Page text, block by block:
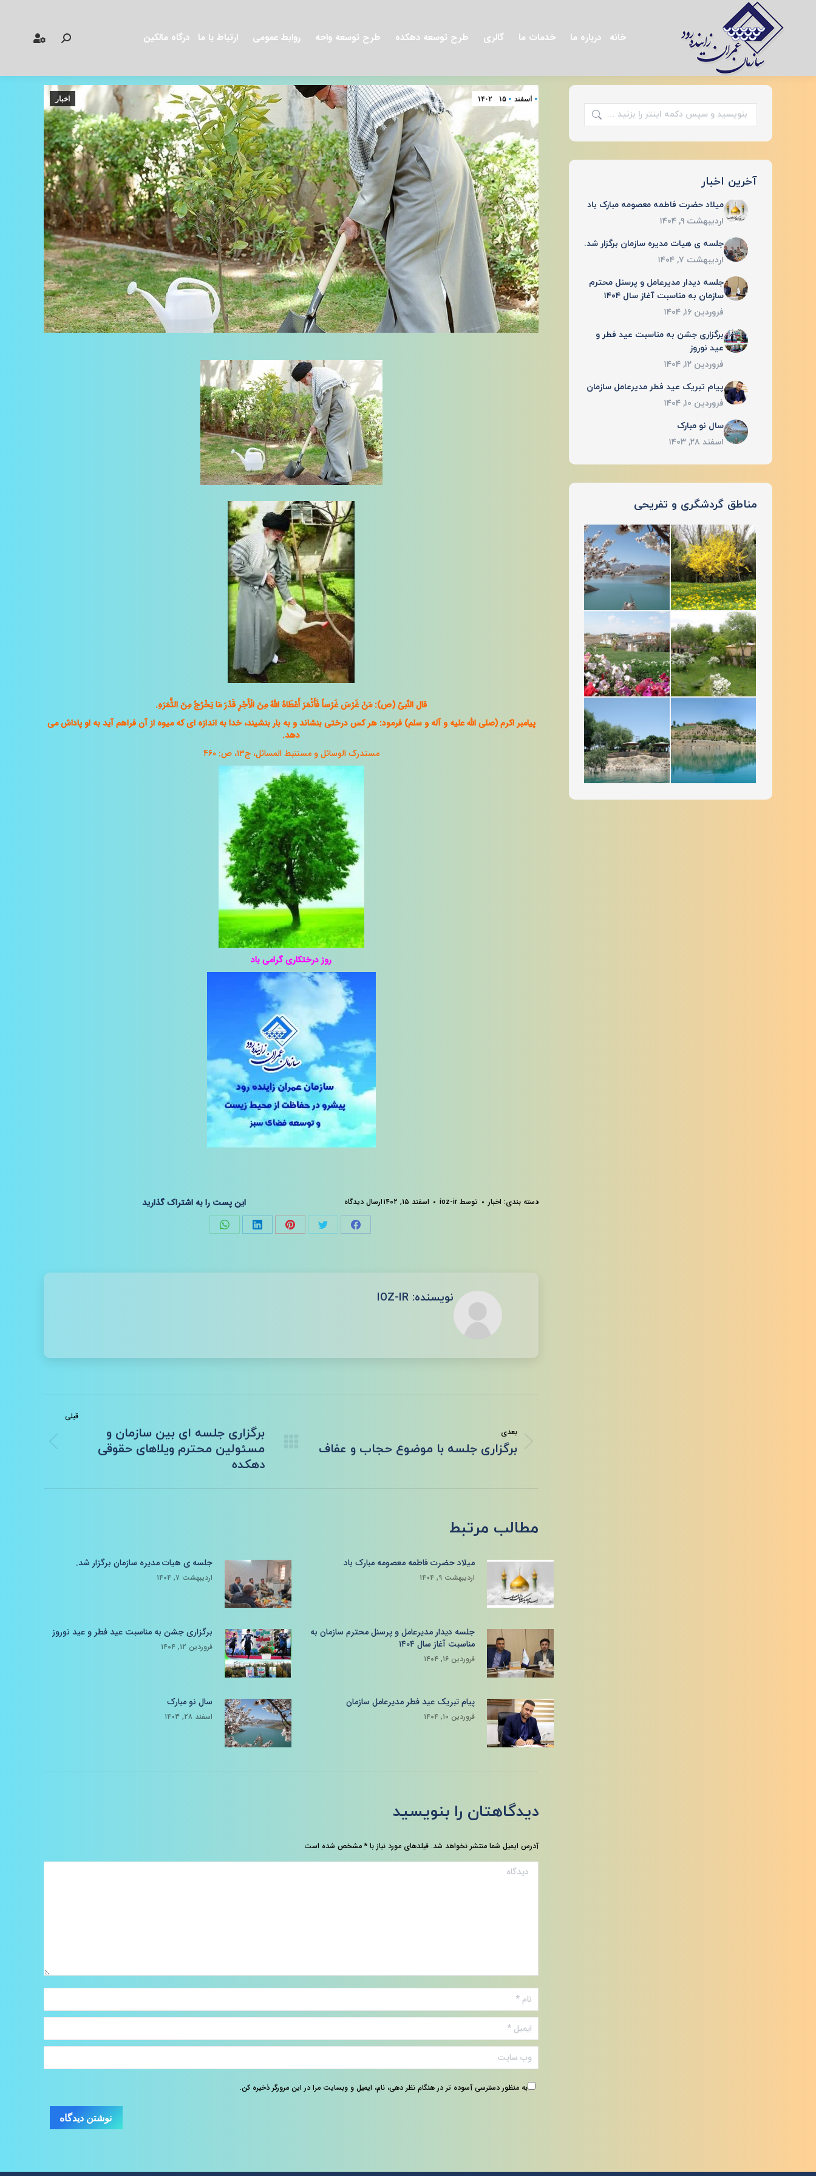
خانه درباره ما خدمات ما گالری طرح توسعه دهکده طرح توسعه واحه روابط عمومی ارتباط با ما درگاه مالکین جستجو:
اسفند ۱۵ ۱۴۰۲ اخبار
قال النّبیّ (ص): مَنْ غَرْسَ غَرْساً فَأَثْمَرَ أَعْطَاهُ اللَّهُ مِنَ الْأَجْرِ قَدْرَ مَا یَخْرُجُ مِنَ الثَّمَرَهِ.
پیامبر اکرم (صلی الله علیه و آله و سلم) فرمود: هر کس درختى بنشاند و به بار بنشیند، خدا به اندازه ‏اى که میوه از آن فراهم آید به او پاداش مى
‏دهد.
مستدرک الوسائل و مستنبط المسائل، ج‏۱۳، ص: ۴۶۰
روز درختکاری گرامی باد
دسته بندی: اخبار توسط ioz-ir اسفند ۱۵, ۱۴۰۲ ارسال دیدگاه این پست را به اشتراک گذارید
Share
Share
Share
پینترست
Share
لینک‌دین
Share
واتساپ
نویسنده:
نوشته
قبلی
برگزاری جلسه ای بین سازمان و
مسئولین محترم ویلاهای حقوقی
دهکده
بعدی
نوشته
بعدی:
برگزاری جلسه با موضوع حجاب و عفاف
مطالب مرتبط
میلاد حضرت فاطمه معصومه مبارک باد
اردیبهشت ۹, ۱۴۰۴
جلسه ی هیات مدیره سازمان برگزار شد.
اردیبهشت ۷, ۱۴۰۴
جلسه دیدار مدیرعامل و پرسنل محترم سازمان به
مناسبت آغاز سال ۱۴۰۴
فروردین ۱۶, ۱۴۰۴
برگزاری جشن به مناسبت عید فطر و عید نوروز
فروردین ۱۲, ۱۴۰۴
پیام تبریک عید فطر مدیرعامل سازمان
فروردین ۱۰, ۱۴۰۴
سال نو مبارک
اسفند ۲۸, ۱۴۰۳
دیدگاهتان را بنویسید
آدرس ایمیل شما منتشر نخواهد شد. فیلدهای مورد نیاز با *مشخص شده است
دیدگاه
نام *
ایمیل *
وب سایت
به منظور دسترسی آسوده تر در هنگام نظر دهی، نام، ایمیل و وبسایت مرا در این مرورگر ذخیره کن.
نوشتن دیدگاه
جستجو:
آخرین اخبار
میلاد حضرت فاطمه معصومه مبارک باد
اردیبهشت ۹, ۱۴۰۴
جلسه ی هیات مدیره سازمان برگزار شد.
اردیبهشت ۷, ۱۴۰۴
جلسه دیدار مدیرعامل و پرسنل محترم
سازمان به مناسبت آغاز سال ۱۴۰۴
فروردین ۱۶, ۱۴۰۴
برگزاری جشن به مناسبت عید فطر و
عید نوروز
فروردین ۱۲, ۱۴۰۴
پیام تبریک عید فطر مدیرعامل سازمان
فروردین ۱۰, ۱۴۰۴
سال نو مبارک
اسفند ۲۸, ۱۴۰۳
مناطق گردشگری و تفریحی